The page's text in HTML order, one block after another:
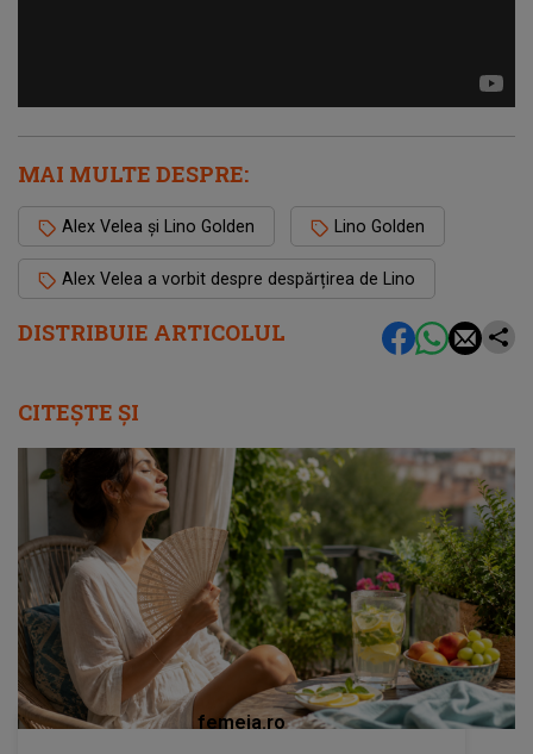
DISTRIBUIE ARTICOLUL
MAI MULTE DESPRE:
Alex Velea și Lino Golden Lino Golden
Alex Velea a vorbit despre despărțirea de Lino
CITEȘTE ȘI
femeia.ro